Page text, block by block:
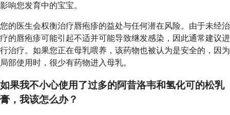
影响您发育中的宝宝。
您的医生会权衡治疗唇疱疹的益处与任何潜在风险。由于未经治
疗的唇疱疹可能引起不适并可能导致继发感染，因此通常建议进
行治疗。如果您正在母乳喂养，该药物也被认为是安全的，因为
局部使用时，很少有药物进入母乳。
如果我不小心使用了过多的阿昔洛韦和氢化可的松乳
膏，我该怎么办？